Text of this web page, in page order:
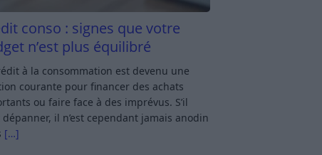
conso : signes que votre
n’est plus équilibré
à la consommation est devenu une
courante pour financer des achats
ou faire face à des imprévus. S’il
il n’est cependant jamais anodin
[…]